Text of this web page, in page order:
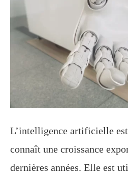
L’intelligence artificielle
connaît une croissance
dernières années. Elle est